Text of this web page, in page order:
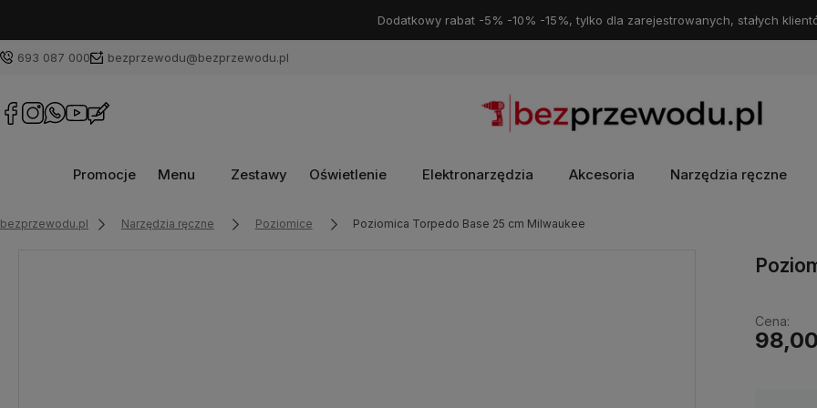
Dodatkowy rabat -5% -10% -15%, tylko dla zarejestrowanych, stałych
693 087 000 bezprzewodu@bezprzewodu.pl
Promocje Menu Zestawy Oświetlenie Elektronarzędzia Akcesoria Narzędzia ręczne
bezprzewodu.pl Narzędzia ręczne Poziomice Poziomica Torpedo Base 25 cm Milwaukee
Cena: